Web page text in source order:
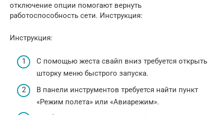
отключение опции помогают вернуть
работоспособность сети. Инструкция:
Инструкция:
С помощью жеста свайп вниз требуется открыть
шторку меню быстрого запуска.
В панели инструментов требуется найти пункт
«Режим полета» или «Авиарежим».